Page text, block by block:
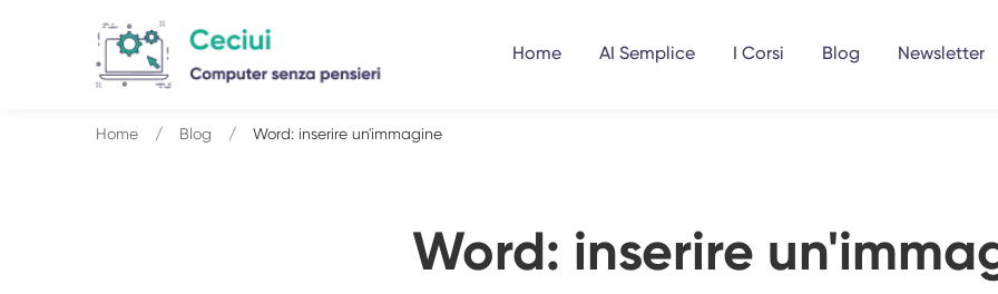
Home AI Semplice I Corsi Blog Newsletter
Word: inserire
Home Blog Word: inserire un'immagine